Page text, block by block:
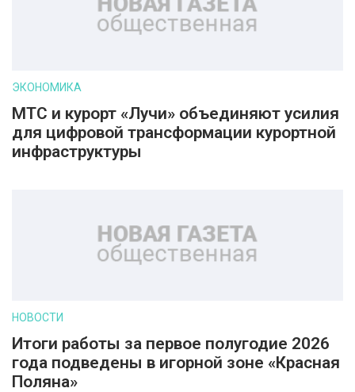
ЭКОНОМИКА
МТС и курорт «Лучи» объединяют усилия
для цифровой трансформации курортной
инфраструктуры
НОВОСТИ
Итоги работы за первое полугодие 2026
года подведены в игорной зоне «Красная
Поляна»